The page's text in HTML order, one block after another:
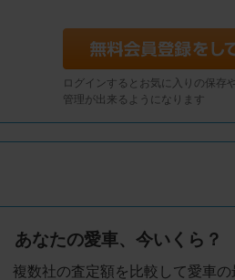
ログインするとお気に入りの保存
管理が出来るようになります
あなたの愛車、今いくら？
複数社の査定額を比較して愛車